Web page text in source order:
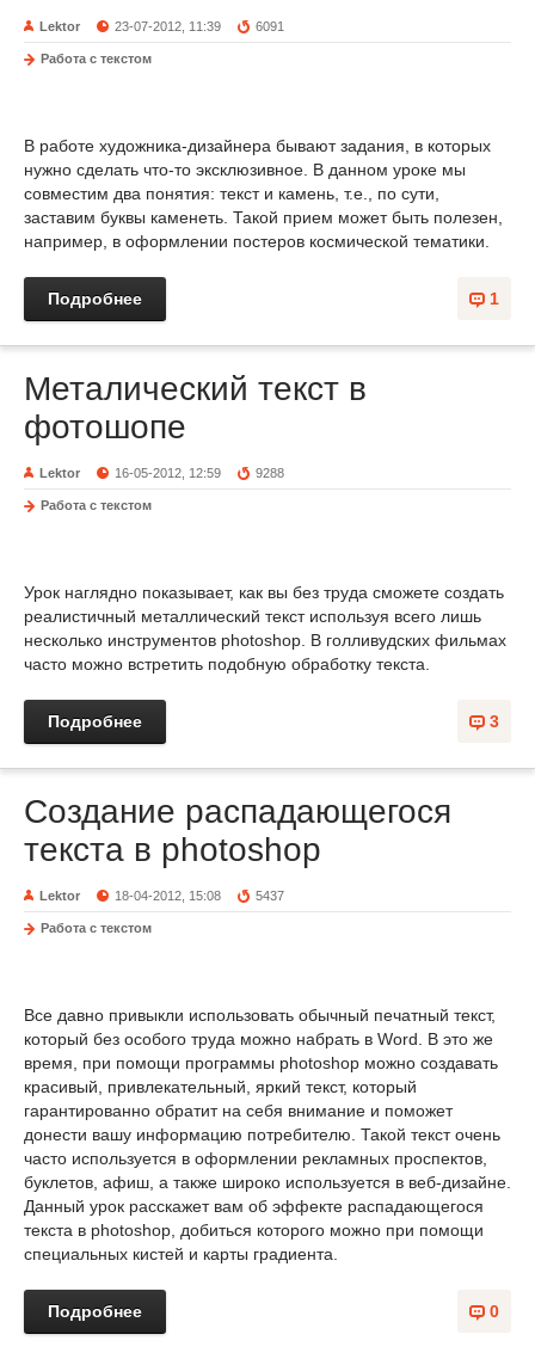
Lektor 23-07-2012, 11:39 6091
Работа с текстом
В работе художника-дизайнера бывают задания, в которых
нужно сделать что-то эксклюзивное. В данном уроке мы
совместим два понятия: текст и камень, т.е., по сути,
заставим буквы каменеть. Такой прием может быть полезен,
например, в оформлении постеров космической тематики.
1
Подробнее
Металический текст в
фотошопе
Lektor 16-05-2012, 12:59 9288
Работа с текстом
Урок наглядно показывает, как вы без труда сможете создать
реалистичный металлический текст используя всего лишь
несколько инструментов photoshop. В голливудских фильмах
часто можно встретить подобную обработку текста.
3
Подробнее
Создание распадающегося
текста в photoshop
Lektor 18-04-2012, 15:08 5437
Работа с текстом
Все давно привыкли использовать обычный печатный текст,
который без особого труда можно набрать в Word. В это же
время, при помощи программы photoshop можно создавать
красивый, привлекательный, яркий текст, который
гарантированно обратит на себя внимание и поможет
донести вашу информацию потребителю. Такой текст очень
часто используется в оформлении рекламных проспектов,
буклетов, афиш, а также широко используется в веб-дизайне.
Данный урок расскажет вам об эффекте распадающегося
текста в photoshop, добиться которого можно при помощи
специальных кистей и карты градиента.
0
Подробнее